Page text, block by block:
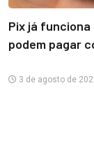
Pix já funciona
podem pagar
3 de agosto de